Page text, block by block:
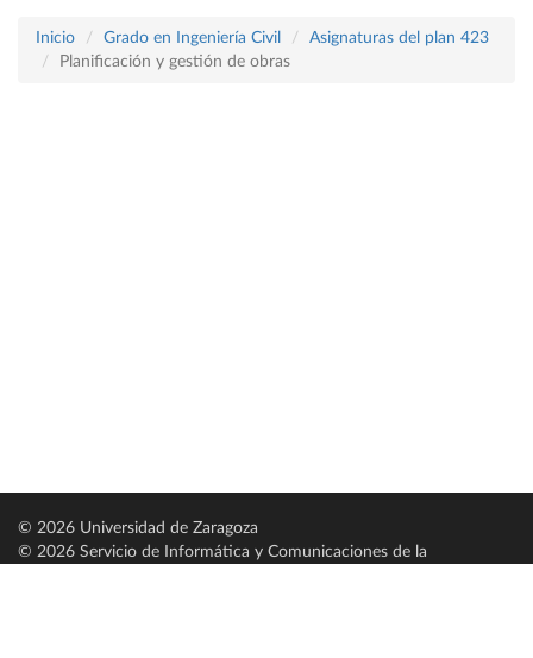
Inicio Grado en Ingeniería Civil
Asignaturas del plan 423
Planificación y gestión de obras
© 2026 Universidad de Zaragoza
© 2026 Servicio de Informática y Comunicaciones de la